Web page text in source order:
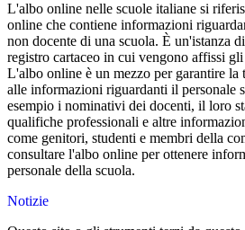
L'albo online nelle scuole italiane si
online che contiene informazioni
non docente di una scuola. È un'istanza
registro cartaceo in cui vengono affissi
L'albo online è un mezzo per garantire la
alle informazioni riguardanti il personale
esempio i nominativi dei docenti, il loro
qualifiche professionali e altre
come genitori, studenti e membri della
consultare l'albo online per ottenere
personale della scuola.
Notizie